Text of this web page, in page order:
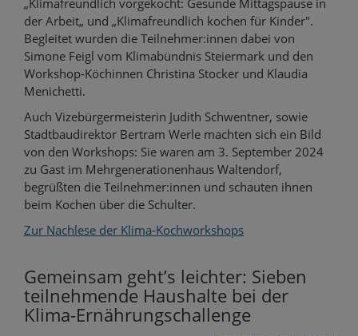
„Klimafreundlich vorgekocht: Gesunde Mittagspause in
der Arbeit„ und „Klimafreundlich kochen für Kinder".
Begleitet wurden die Teilnehmer:innen dabei von
Simone Feigl vom Klimabündnis Steiermark und den
Workshop-Köchinnen Christina Stocker und Klaudia
Menichetti.
Auch Vizebürgermeisterin Judith Schwentner, sowie
Stadtbaudirektor Bertram Werle machten sich ein Bild
von den Workshops: Sie waren am 3. September 2024
zu Gast im Mehrgenerationenhaus Waltendorf,
begrüßten die Teilnehmer:innen und schauten ihnen
beim Kochen über die Schulter.
Zur Nachlese der Klima-Kochworkshops
Gemeinsam geht’s leichter: Sieben
teilnehmende Haushalte bei der
Klima-Ernährungschallenge